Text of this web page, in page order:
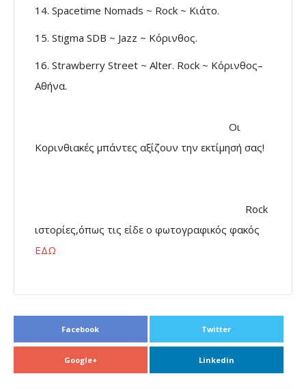
14. Spacetime Nomads ~ Rock ~ Κιάτο.
15. Stigma SDB ~ Jazz ~ Κόρινθος.
16. Strawberry Street ~ Alter. Rock ~ Κόρινθος–
Αθήνα.
Οι
Κορινθιακές μπάντες αξίζουν την εκτίμησή σας!
Rock
ιστορίες,όπως τις είδε ο φωτογραφικός φακός
ΕΔΩ
Facebook Twitter
Google+ Linkedin